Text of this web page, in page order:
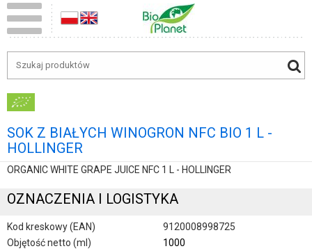
SOK Z BIAŁYCH WINOGRON NFC BIO 1 L -
HOLLINGER
ORGANIC WHITE GRAPE JUICE NFC 1 L - HOLLINGER
OZNACZENIA I LOGISTYKA
Kod kreskowy (EAN)
9120008998725
Objętość netto (ml)
1000